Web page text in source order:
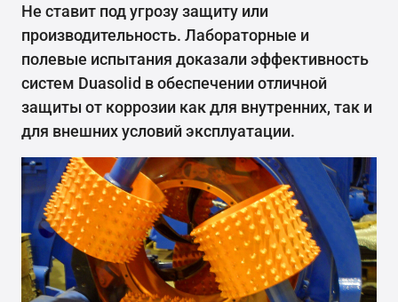
Не ставит под угрозу защиту или
производительность. Лабораторные и
полевые испытания доказали эффективность
систем Duasolid в обеспечении отличной
защиты от коррозии как для внутренних, так и
для внешних условий эксплуатации.